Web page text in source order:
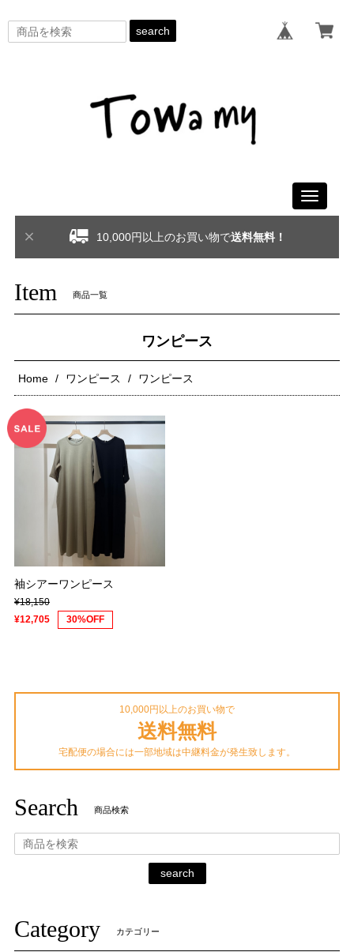
search
Toggle
10,000円以上のお買い物で送料無料！
Item 商品一覧
ワンピース
Home ワンピース ワンピース
袖シアーワンピース
¥18,150
¥12,705
30%OFF
10,000円以上のお買い物で
送料無料
宅配便の場合には一部地域は中継料金が発生致します。
Search 商品検索
search
Category カテゴリー